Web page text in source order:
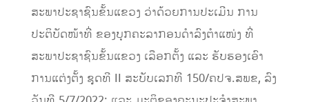
ສະພາປະຊາຊົນຂັ້ນແຂວງ ວ່າດ້ວຍການປະເມີນ ການ
ປະຕິບັດໜ້າທີ່ ຂອງບຸກຄະລາກອນດຳລົງຕໍາແໜ່ງ ທີ່
ສະພາປະຊາຊົນຂັ້ນແຂວງ ເລືອກຕັ້ງ ແລະ ຮັບຮອງເອົາ
ການແຕ່ງຕັ້ງ ຊຸດທີ II ສະບັບເລກທີ 150/ຄປຈ.ສພຂ, ລົງ